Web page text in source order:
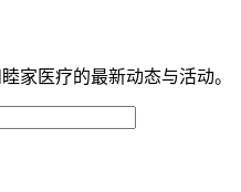
家医疗的最新动态与活动。